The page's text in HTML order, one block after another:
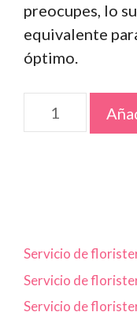
preocupes, lo
equivalente
óptimo.
Corazón
de
Servicio de
Servicio de
Servicio de